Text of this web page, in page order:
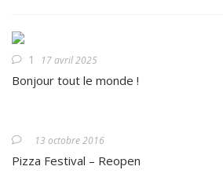
1 17 avril 2025
Bonjour tout le monde !
13 octobre 2016
Pizza Festival – Reopen